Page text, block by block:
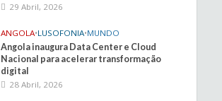
29 Abril, 2026
ANGOLA•LUSOFONIA•MUNDO
Angola inaugura Data Center e Cloud
Nacional para acelerar transformação
digital
28 Abril, 2026